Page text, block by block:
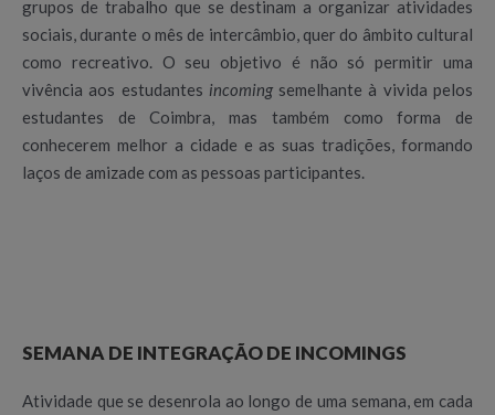
SEMANA DE INTEGRAÇÃO DE INCOMINGS
Atividade que se desenrola ao longo de uma semana, em cada
grupos de trabalho que se destinam a organizar atividades
sociais, durante o mês de intercâmbio, quer do âmbito cultural
como recreativo. O seu objetivo é não só permitir uma
vivência aos estudantes incomingsemelhante à vivida pelos
estudantes de Coimbra, mas também como forma de
conhecerem melhor a cidade e as suas tradições, formando
laços de amizade com as pessoas participantes.